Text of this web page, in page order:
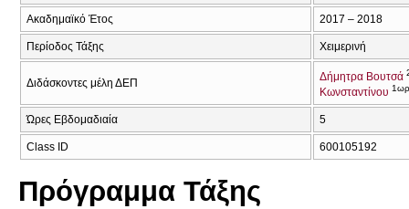
Ακαδημαϊκό Έτος 2017 – 2018
Περίοδος Τάξης Χειμερινή
Διδάσκοντες μέλη ΔΕΠ Δήμητρα Βουτσά
Κωνσταντίνου 1ωρ
Ώρες Εβδομαδιαία 5
Class ID 600105192
Πρόγραμμα Τάξης